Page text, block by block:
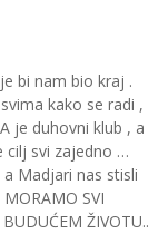
bi nam bio kraj .
kako se radi ,
je duhovni klub , a
cilj svi zajedno …
Madjari nas stisli
SVI
ŽIVOTU..